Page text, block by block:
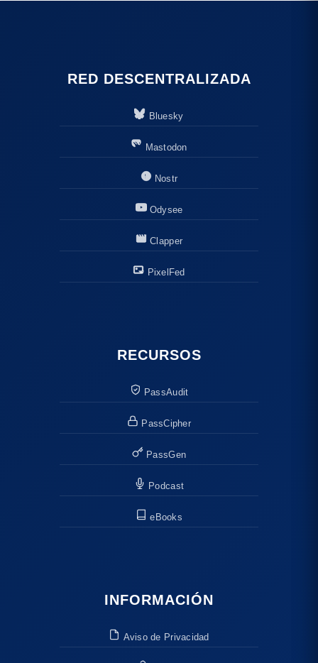
RED DESCENTRALIZADA
Bluesky
Mastodon
Nostr
Odysee
Clapper
PixelFed
RECURSOS
PassAudit
PassCipher
PassGen
Podcast
eBooks
INFORMACIÓN
Aviso de Privacidad